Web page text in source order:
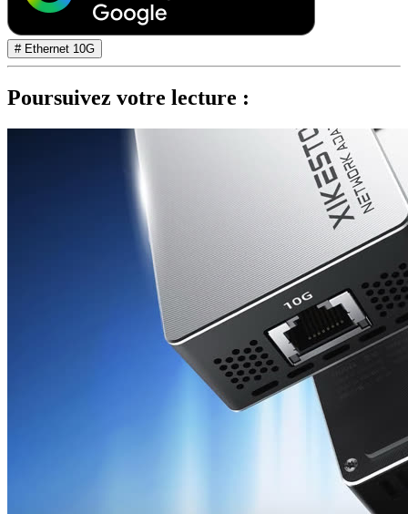
# Ethernet 10G
Poursuivez votre lecture :